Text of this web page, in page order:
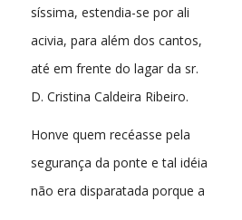
síssima, estendia-se por ali
acivia, para além dos cantos,
até em frente do lagar da sr.
D. Cristina Caldeira Ribeiro.
Honve quem recéasse pela
segurança da ponte e tal idéia
não era disparatada porque a